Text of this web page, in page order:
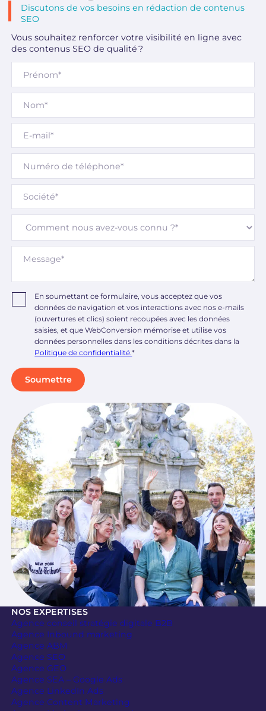
Discutons de vos besoins en rédaction de contenus
SEO
Vous souhaitez renforcer votre visibilité en ligne avec
des contenus SEO de qualité ?
En soumettant ce formulaire, vous acceptez que vos
données de navigation et vos interactions avec nos e-mails
(ouvertures et clics) soient recoupées avec les données
saisies, et que WebConversion mémorise et utilise vos
données personnelles dans les conditions décrites dans la
Politique de confidentialité.*
NOS EXPERTISES
Agence conseil stratégie digitale B2B
Agence Inbound marketing
Agence ABM
Agence SEO
Agence GEO
Agence SEA – Google Ads
Agence LinkedIn Ads
Agence Content Marketing